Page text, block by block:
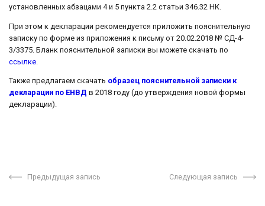
установленных абзацами 4 и 5 пункта 2.2 статьи 346.32 НК.
При этом к декларации рекомендуется приложить пояснительную
записку по форме из приложения к письму от 20.02.2018 № СД-4-
3/3375. Бланк пояснительной записки вы можете скачать по
ссылке
Также предлагаем скачать образец пояснительной записки к
декларации по ЕНВД в 2018 году (до утверждения новой формы
декларации).
Предыдущая запись Следующая запись